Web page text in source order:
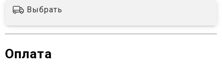
Выбрать
Оплата